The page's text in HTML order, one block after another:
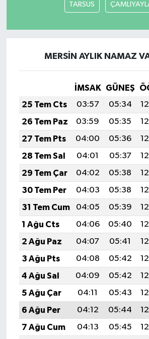
TARSUS
MERSİN AYLIK NAMAZ
İMSAK GÜNEŞ
25 Tem Cts
03:57 05:34
26 Tem Paz
03:59 05:35
27 Tem Pts
04:00 05:36
28 Tem Sal
04:01 05:37
29 Tem Çar
04:02 05:38
30 Tem Per
04:03 05:38
31 Tem Cum
04:05 05:39
1 Ağu Cts
04:06 05:40
2 Ağu Paz
04:07 05:41
3 Ağu Pts
04:08 05:42
4 Ağu Sal
04:09 05:42
5 Ağu Çar
04:11 05:43
6 Ağu Per
04:12 05:44
7 Ağu Cum
04:13 05:45
SPOR
YAŞAM
YEREL
AFYON
AFYONKARAHİSAR
AYDIN
DENİZLİ
İZMİR
KÜTAHYA
MANİSA